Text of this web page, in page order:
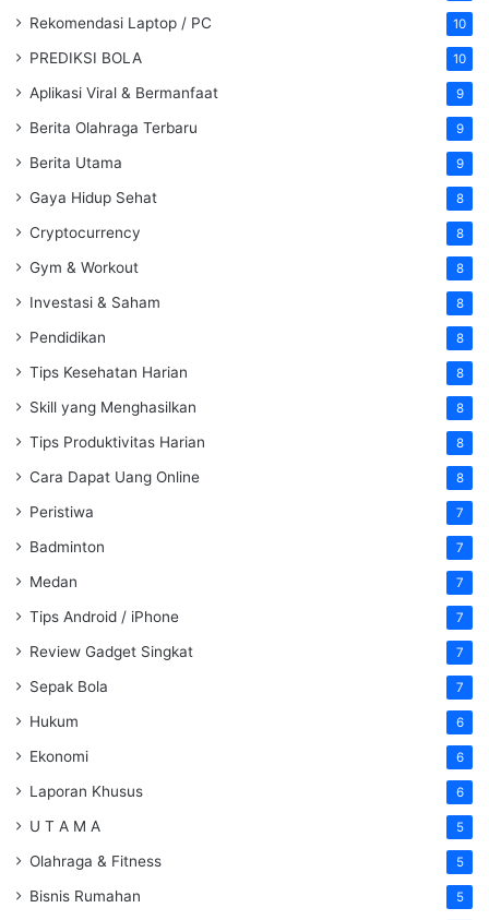
Rekomendasi Laptop / PC 10
PREDIKSI BOLA 10
Aplikasi Viral & Bermanfaat 9
Berita Olahraga Terbaru 9
Berita Utama 9
Gaya Hidup Sehat 8
Cryptocurrency 8
Gym & Workout 8
Investasi & Saham 8
Pendidikan 8
Tips Kesehatan Harian 8
Skill yang Menghasilkan 8
Tips Produktivitas Harian 8
Cara Dapat Uang Online 8
Peristiwa 7
Badminton 7
Medan 7
Tips Android / iPhone 7
Review Gadget Singkat 7
Sepak Bola 7
Hukum 6
Ekonomi 6
Laporan Khusus 6
U T A M A 5
Olahraga & Fitness 5
Bisnis Rumahan 5